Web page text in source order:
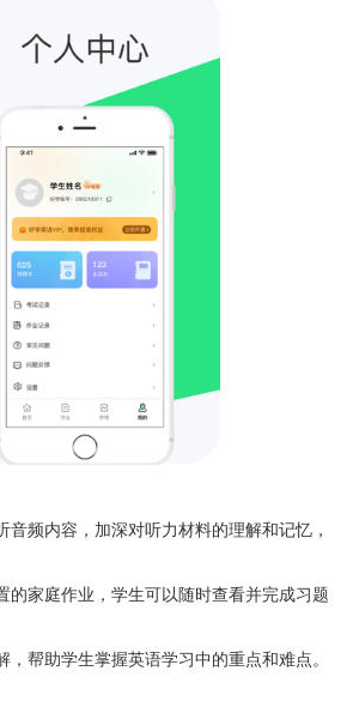
频内容，加深对听力材料的理解和记忆，
家庭作业，学生可以随时查看并完成习题
帮助学生掌握英语学习中的重点和难点。